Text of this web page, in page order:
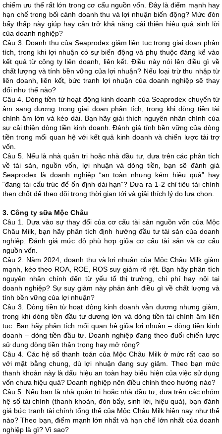
chiếm ưu thế rất lớn trong cơ cấu nguồn vốn. Đây là điểm mạnh hay
hạn chế trong bối cảnh doanh thu và lợi nhuận biến động? Mức đòn
bẩy thấp này giúp hay cản trở khả năng cải thiện hiệu quả sinh lời
của doanh nghiệp?
Câu 3. Doanh thu của Seaprodex giảm liên tục trong giai đoạn phân
tích, trong khi lợi nhuận có sự biến động và phụ thuộc đáng kể vào
kết quả từ công ty liên doanh, liên kết. Điều này nói lên điều gì về
chất lượng và tính bền vững của lợi nhuận? Nếu loại trừ thu nhập từ
liên doanh, liên kết, bức tranh lợi nhuận của doanh nghiệp sẽ thay
đổi như thế nào?
Câu 4. Dòng tiền từ hoạt động kinh doanh của Seaprodex chuyển từ
âm sang dương trong giai đoạn phân tích, trong khi dòng tiền tài
chính âm lớn và kéo dài. Bạn hãy giải thích nguyên nhân chính của
sự cải thiện dòng tiền kinh doanh. Đánh giá tính bền vững của dòng
tiền trong mối quan hệ với kết quả kinh doanh và chiến lược tài trợ
vốn.
Câu 5. Nếu là nhà quản trị hoặc nhà đầu tư, dựa trên các phân tích
về tài sản, nguồn vốn, lợi nhuận và dòng tiền, bạn sẽ đánh giá
Seaprodex là doanh nghiệp “an toàn nhưng kém hiệu quả” hay
“đang tái cấu trúc để ổn định dài hạn”? Đưa ra 1-2 chỉ tiêu tài chính
then chốt để theo dõi trong thời gian tới và giải thích lý do lựa chọn.
3. Công ty sữa Mộc Châu
Câu 1. Dựa vào sự thay đổi của cơ cấu tài sản nguồn vốn của Mộc
Châu Milk, bạn hãy phân tích định hướng đầu tư tài sản của doanh
nghiệp. Đánh giá mức độ phù hợp giữa cơ cấu tài sản và cơ cấu
nguồn vốn.
Câu 2. Năm 2024, doanh thu và lợi nhuận của Mộc Châu Milk giảm
mạnh, kéo theo ROA, ROE, ROS suy giảm rõ rệt. Bạn hãy phân tích
nguyên nhân chính đến từ yếu tố thị trường, chi phí hay nội tại
doanh nghiệp? Sự suy giảm này phản ánh điều gì về chất lượng và
tính bền vững của lợi nhuận?
Câu 3. Dòng tiền từ hoạt động kinh doanh vẫn dương nhưng giảm,
trong khi dòng tiền đầu tư dương lớn và dòng tiền tài chính âm liên
tục. Bạn hãy phân tích mối quan hệ giữa lợi nhuận – dòng tiền kinh
doanh – dòng tiền đầu tư. Doanh nghiệp đang theo đuổi chiến lược
sử dụng dòng tiền thận trọng hay mở rộng?
Câu 4. Các hệ số thanh toán của Mộc Châu Milk ở mức rất cao so
với mặt bằng chung, dù lợi nhuận đang suy giảm. Theo bạn mức
thanh khoản này là dấu hiệu an toàn hay biểu hiện của việc sử dụng
vốn chưa hiệu quả? Doanh nghiệp nên điều chỉnh theo hướng nào?
Câu 5. Nếu bạn là nhà quản trị hoặc nhà đầu tư, dựa trên các nhóm
hệ số tài chính (thanh khoản, đòn bẩy, sinh lời, hiệu quả), bạn đánh
giá bức tranh tài chính tổng thể của Mộc Châu Milk hiện nay như thế
nào? Theo bạn, điểm mạnh lớn nhất và hạn chế lớn nhất của doanh
nghiệp là gì? Vì sao?